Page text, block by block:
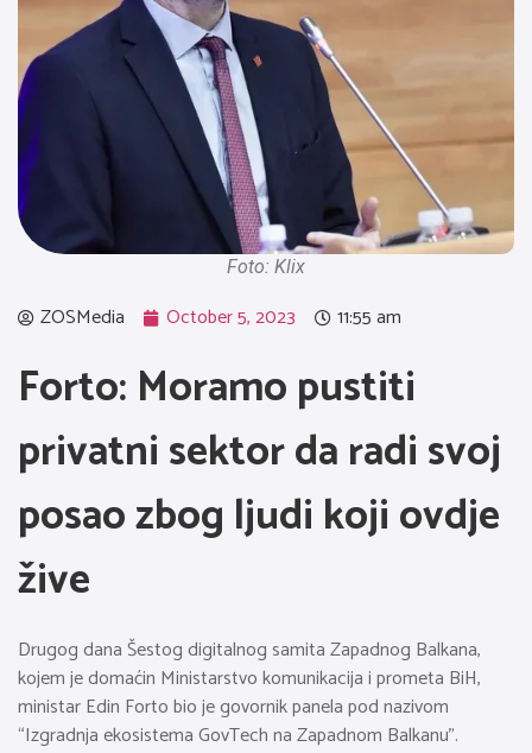
Foto: Klix
ZOSMedia October 5, 2023 11:55 am
Forto: Moramo pustiti
privatni sektor da radi svoj
posao zbog ljudi koji ovdje
žive
Drugog dana Šestog digitalnog samita Zapadnog Balkana,
kojem je domaćin Ministarstvo komunikacija i prometa BiH,
ministar Edin Forto bio je govornik panela pod nazivom
“Izgradnja ekosistema GovTech na Zapadnom Balkanu”.